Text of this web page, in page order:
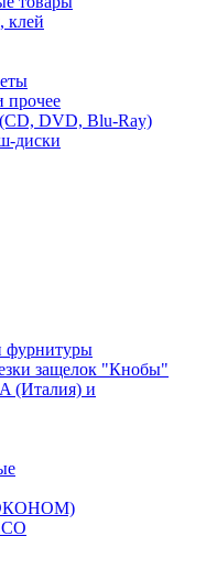
клей
прочее
DVD, Blu-Ray)
диски
защелок "Кнобы"
(Италия) и